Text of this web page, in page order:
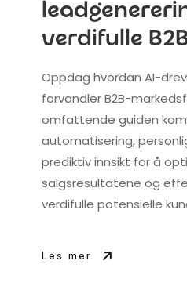
verdifulle
Oppdag hvordan AI-
forvandler B2B-
omfattende guiden
automatisering,
prediktiv innsikt for å
salgsresultatene og
verdifulle potensielle
Les mer